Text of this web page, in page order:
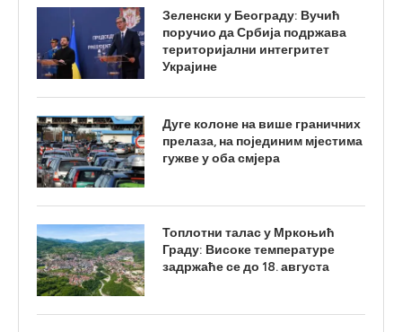
Зеленски у Београду: Вучић
поручио да Србија подржава
територијални интегритет
Украјине
Дуге колоне на више граничних
прелаза, на појединим мјестима
гужве у оба смјера
Топлотни талас у Мркоњић
Граду: Високе температуре
задржаће се до 18. августа